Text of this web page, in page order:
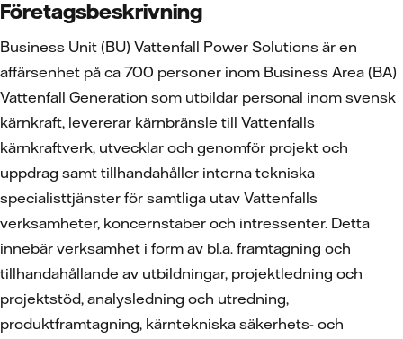
Företagsbeskrivning
Business Unit (BU) Vattenfall Power Solutions är en
affärsenhet på ca 700 personer inom Business Area (BA)
Vattenfall Generation som utbildar personal inom svensk
kärnkraft, levererar kärnbränsle till Vattenfalls
kärnkraftverk, utvecklar och genomför projekt och
uppdrag samt tillhandahåller interna tekniska
specialisttjänster för samtliga utav Vattenfalls
verksamheter, koncernstaber och intressenter. Detta
innebär verksamhet i form av bl.a. framtagning och
tillhandahållande av utbildningar, projektledning och
projektstöd, analysledning och utredning,
produktframtagning, kärntekniska säkerhets- och